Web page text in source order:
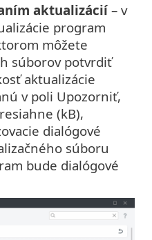
aktualizácií– v
program
môžete
súborov potvrdiť
aktualizácie
v poli Upozorniť,
(kB),
dialógové
súboru
bude dialógové